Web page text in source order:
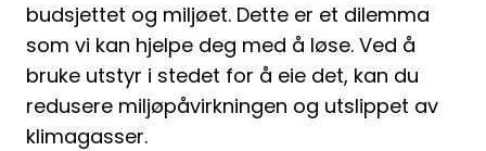
budsjettet og miljøet. Dette er et dilemma
som vi kan hjelpe deg med å løse. Ved å
bruke utstyr i stedet for å eie det, kan du
redusere miljøpåvirkningen og utslippet av
klimagasser.